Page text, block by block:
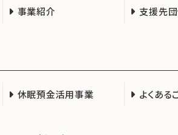
事業紹介 支援先
休眠預金活用事業 よくある